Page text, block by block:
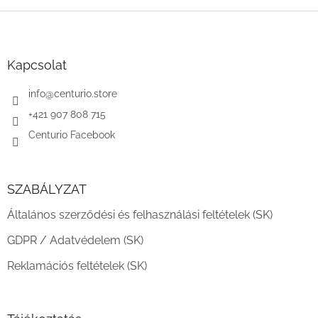
Kapcsolat
info@centurio.store
+421 907 808 715
Centurio Facebook
SZABÁLYZAT
Általános szerződési és felhasználási feltételek (SK)
GDPR / Adatvédelem (SK)
Reklamációs feltételek (SK)